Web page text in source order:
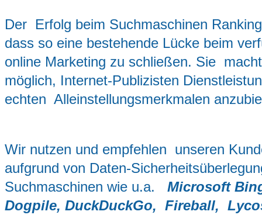
Der Erfolg beim Suchmaschinen
dass so eine bestehende Lücke beim
online Marketing zu schließen. Sie
möglich, Internet-Publizisten
echten Alleinstellungsmerkmalen
Wir nutzen und empfehlen unseren
aufgrund von Daten-
Suchmaschinen wie u.a. Microsoft
Dogpile, DuckDuckGo, Fireball,